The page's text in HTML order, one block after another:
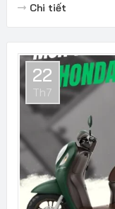
Chi tiết
22
Th7